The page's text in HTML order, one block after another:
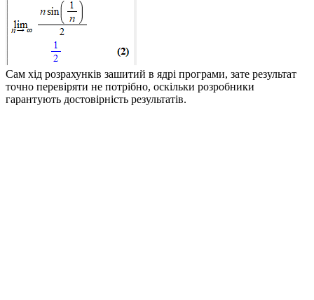
Сам хід розрахунків зашитий в ядрі програми, зате результат
точно перевіряти не потрібно, оскільки розробники
гарантують достовірність результатів.